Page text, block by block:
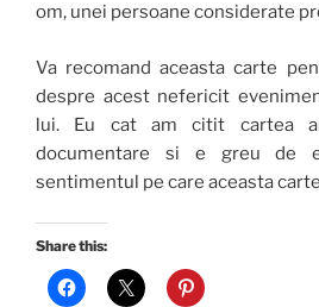
om, unei persoane considerate
Va recomand aceasta carte
despre acest nefericit
lui. Eu cat am citit cartea
documentare si e greu de
sentimentul pe care aceasta
Share this: